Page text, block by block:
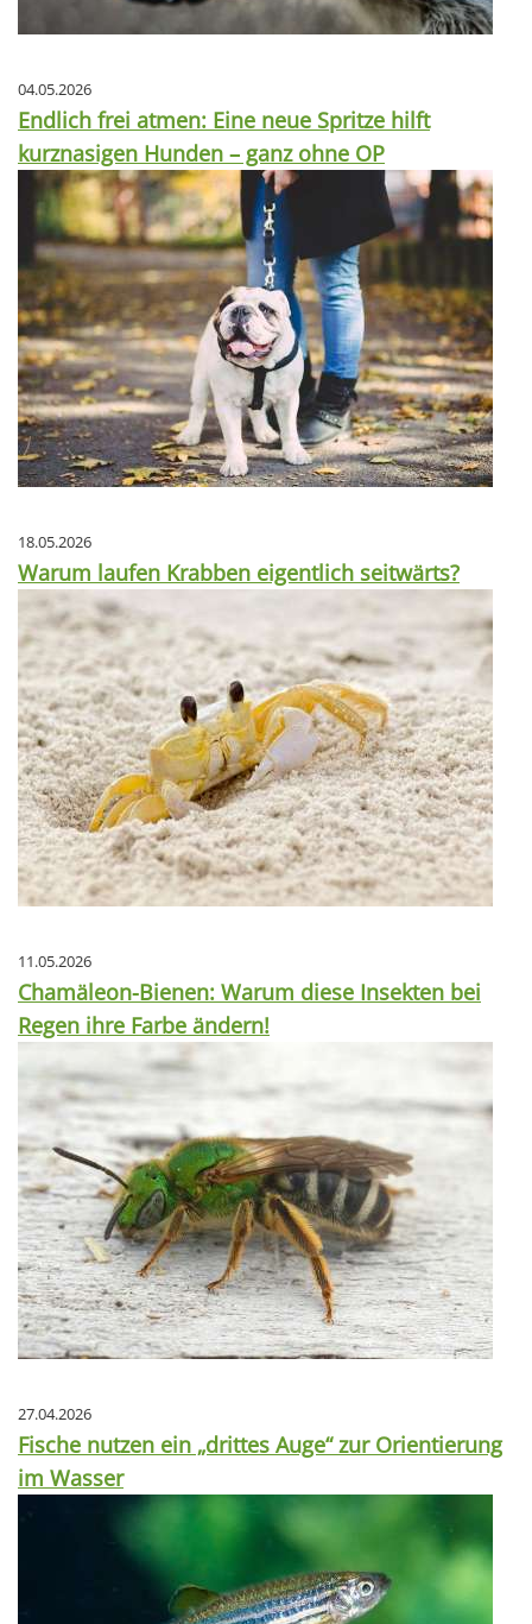
04.05.2026
Endlich frei atmen: Eine neue Spritze hilft
kurznasigen Hunden – ganz ohne OP
18.05.2026
Warum laufen Krabben eigentlich seitwärts?
11.05.2026
Chamäleon-Bienen: Warum diese Insekten bei
Regen ihre Farbe ändern!
27.04.2026
Fische nutzen ein „drittes Auge“ zur Orientierung
im Wasser